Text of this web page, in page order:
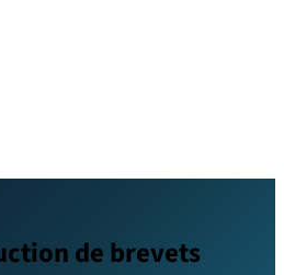
de brevets